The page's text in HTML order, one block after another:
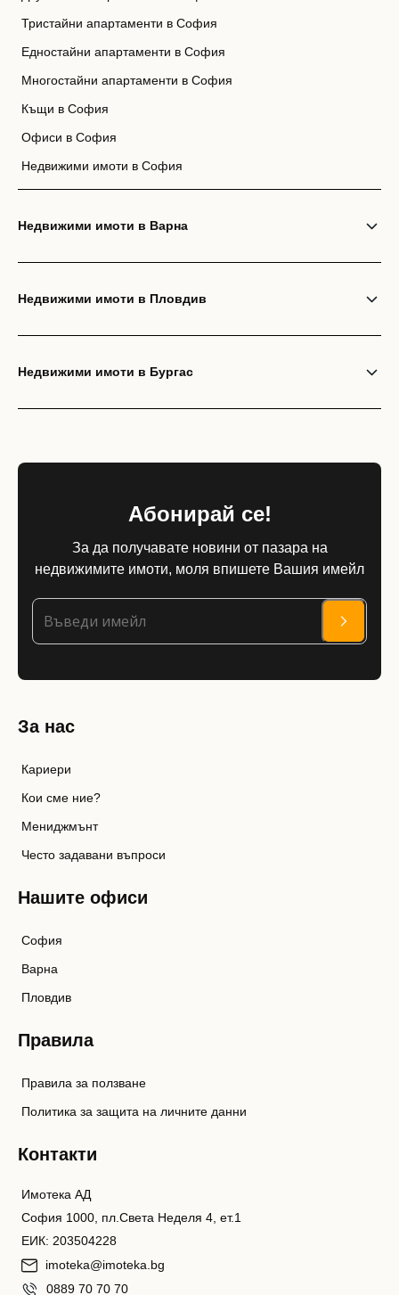
Тристайни апартаменти в София
Едностайни апартаменти в София
Многостайни апартаменти в София
Къщи в София
Офиси в София
Недвижими имоти в София
Недвижими имоти в Варна
Недвижими имоти в Пловдив
Недвижими имоти в Бургас
Абонирай се!
За да получавате новини от пазара на
недвижимите имоти, моля впишете Вашия имейл
За нас
Кариери
Кои сме ние?
Мениджмънт
Често задавани въпроси
Нашите офиси
София
Варна
Пловдив
Правила
Правила за ползване
Политика за защита на личните данни
Контакти
Имотека АД
София 1000, пл.Света Неделя 4, ет.1
ЕИК: 203504228
imoteka@imoteka.bg
0889 70 70 70